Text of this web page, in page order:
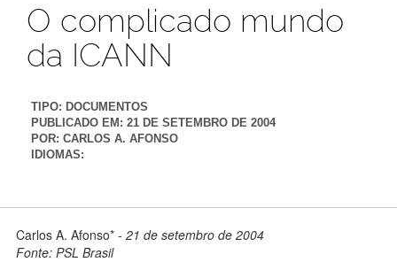
O complicado mundo
da ICANN
TIPO: DOCUMENTOS
PUBLICADO EM: 21 DE SETEMBRO DE 2004
POR: CARLOS A. AFONSO
IDIOMAS:
Carlos A. Afonso* - 21 de setembro de 2004
Fonte: PSL Brasil